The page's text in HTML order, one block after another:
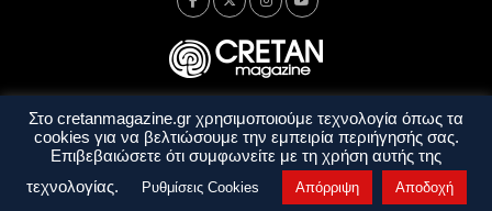
Ταυτότητα Πολιτική Απορρήτου
Όροι Χρήσης
Όροι και Προϋποθέσεις
Στο cretanmagazine.gr χρησιμοποιούμε τεχνολογία όπως τα
cookies για να βελτιώσουμε την εμπειρία περιήγησής σας.
Επιβεβαιώσετε ότι συμφωνείτε με τη χρήση αυτής της
τεχνολογίας.
Ρυθμίσεις Cookies Απόρριψη Αποδοχή